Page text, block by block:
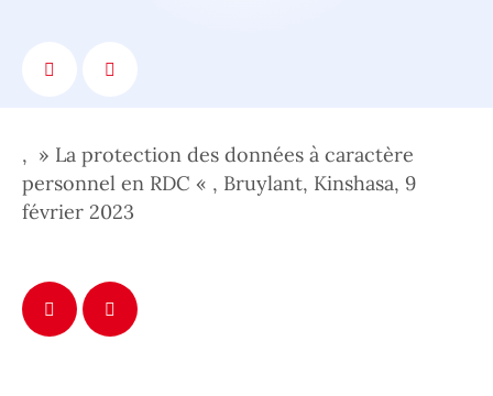
, » La protection des données à caractère
personnel en RDC « , Bruylant, Kinshasa, 9
février 2023